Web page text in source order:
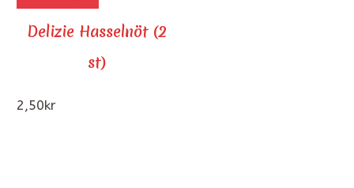
Delizie Hasselnöt (2
st)
2,50kr